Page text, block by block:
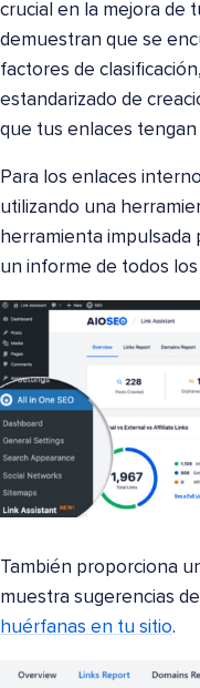
crucial en la mejora de
demuestran que se
factores de
estandarizado de
que tus enlaces tengan
Para los enlaces
utilizando una
herramienta impulsada
un informe de todos
También proporciona
muestra sugerencias
huérfanas en tu sitio.